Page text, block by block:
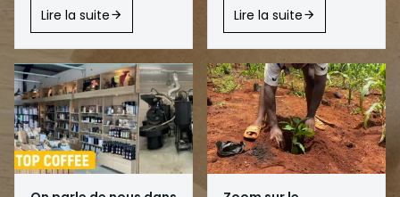
Lire la suite Lire la suite